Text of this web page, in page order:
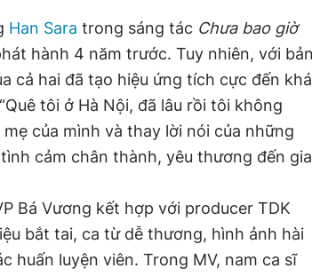
Han Sara trong sáng tác Chưa bao giờ
hành 4 năm trước. Tuy nhiên, với bản
cả hai đã tạo hiệu ứng tích cực đến
tôi ở Hà Nội, đã lâu rồi tôi không
của mình và thay lời nói của những
cảm chân thành, yêu thương đến gia
Bá Vương kết hợp với producer TDK
bắt tai, ca từ dễ thương, hình ảnh hài
huấn luyện viên. Trong MV, nam ca sĩ